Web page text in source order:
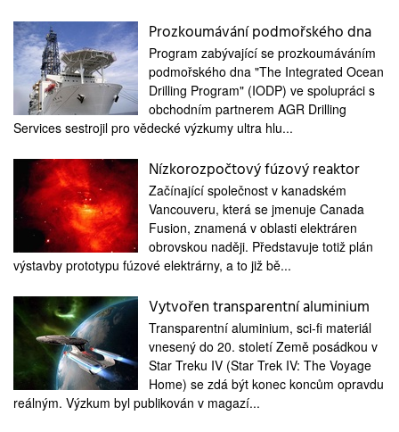
Prozkoumávání podmořského dna
Program zabývající se prozkoumáváním
podmořského dna "The Integrated Ocean
Drilling Program" (IODP) ve spolupráci s
obchodním partnerem AGR Drilling
Services sestrojil pro vědecké výzkumy ultra hlu...
Nízkorozpočtový fúzový reaktor
Začínající společnost v kanadském
Vancouveru, která se jmenuje Canada
Fusion, znamená v oblasti elektráren
obrovskou naději. Představuje totiž plán
výstavby prototypu fúzové elektrárny, a to již bě...
Vytvořen transparentní aluminium
Transparentní aluminium, sci-fi materiál
vnesený do 20. století Země posádkou v
Star Treku IV (Star Trek IV: The Voyage
Home) se zdá být konec koncům opravdu
reálným. Výzkum byl publikován v magazí...